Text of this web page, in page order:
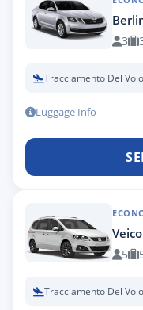
3
Tracciamento Del Volo
Luggage Info
5
Tracciamento Del Volo